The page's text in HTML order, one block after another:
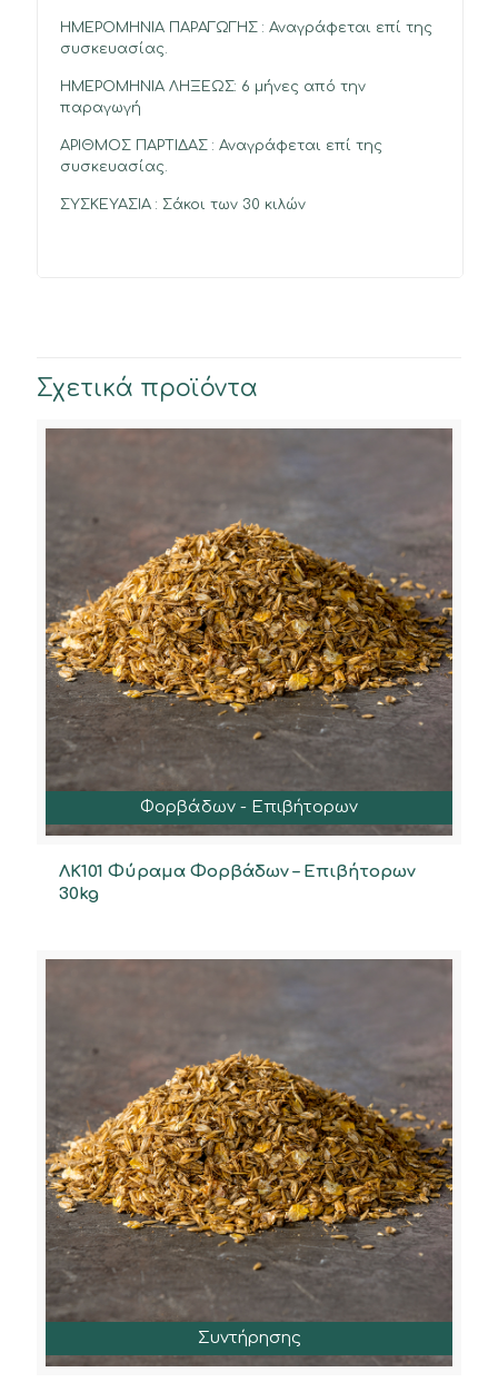
ΗΜΕΡΟΜΗΝΙΑ ΠΑΡΑΓΩΓΗΣ : Αναγράφεται επί της
συσκευασίας.
ΗΜΕΡΟΜΗΝΙΑ ΛΗΞΕΩΣ: 6 μήνες από την
παραγωγή
ΑΡΙΘΜΟΣ ΠΑΡΤΙΔΑΣ : Αναγράφεται επί της
συσκευασίας.
ΣΥΣΚΕΥΑΣΙΑ : Σάκοι των 30 κιλών
Σχετικά προϊόντα
Φορβάδων - Επιβήτορων
ΛΚ101 Φύραμα Φορβάδων – Επιβήτορων
30kg
Συντήρησης